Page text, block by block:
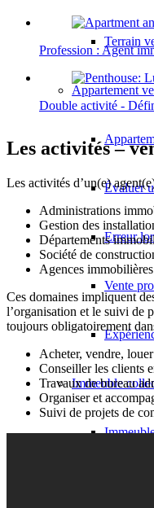
Terrain
Appartement
Évaluer
Erreur
Vente
Immeuble
Profession : Agent
Double activité -
Les activités –
Les activités d’un(e)
Administrations
Gestion des
Départements
Société de
Agences immobilières
Ces domaines impliquent
l’organisation et le suivi de
toujours obligatoirement
Acheter, vendre,
Conseiller les clients
Travaux de bureau
Organiser et
Suivi de projets de